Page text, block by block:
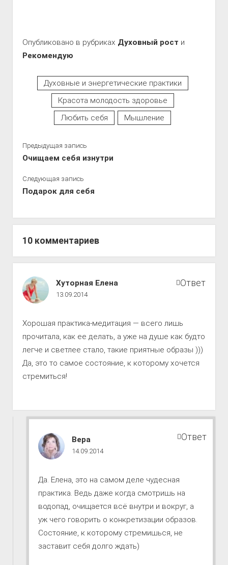
Опубликовано в рубриках Духовный рост и
Рекомендую
Духовные и энергетические практики
Красота молодость здоровье
Любить себя
Мышление
Предыдущая запись
Очищаем себя изнутри
Следующая запись
Подарок для себя
10 комментариев
Путь
к
комментарии
Хуторная Елена
13.09.2014
Хорошая практика-медитация — всего лишь
прочитала, как ее делать, а уже на душе как будто
легче и светлее стало, такие приятные образы )))
Да, это то самое состояние, к которому хочется
стремиться!
Ответ
Путь
к
комментарии
Вера
14.09.2014
Да. Елена, это на самом деле чудесная
практика. Ведь даже когда смотришь на
водопад, очищается всё внутри и вокруг, а
уж чего говорить о конкретизации образов.
Состояние, к которому стремишься, не
заставит себя долго ждать)
Ответ